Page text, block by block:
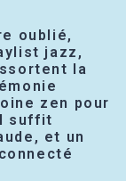
oublié,
jazz,
la
zen pour
suffit
et un